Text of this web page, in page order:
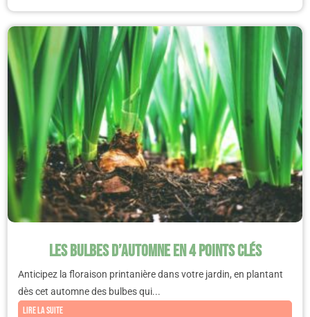
Les bulbes d’automne en 4 points clés
Anticipez la floraison printanière dans votre jardin, en plantant
dès cet automne des bulbes qui...
Lire la suite